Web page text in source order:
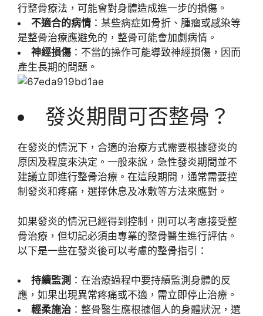
行整骨療法，可能會對身體造成進一步的損傷。
不適合的病情 ：某些病症如骨折、腫瘤或感染等
是整骨治療應避免的，整骨可能會加劇病情。
神經損傷 ：不當的操作可能導致神經損傷，因而
產生長期的問題。
發炎期間可否整骨？
在發炎的情況下，合適的治療方式需要根據發炎的
原因及程度來決定。一般來說，急性發炎期間並不
建議立即進行整骨治療。在這段期間，通常需要控
制發炎和疼痛，選擇休息及冰敷等方法來應對。
如果發炎的情況已經得到控制，則可以考慮接受整
骨治療，但切記必須由專業的整骨醫生進行評估。
以下是一些在發炎後可以考慮的整骨指引：
持續監測 ：在治療過程中要持續監測身體的反
應，如果出現異常疼痛或不適，需立即停止治療。
輕柔施治 ：整骨醫生應根據個人的身體狀況，選